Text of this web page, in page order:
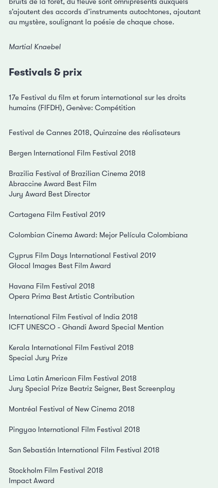
s’ajoutent des accords d’instruments autochtones, ajoutant
au mystère, soulignant la poésie de chaque chose.
Martial Knaebel
Festivals & prix
17e Festival du film et forum international sur les droits
humains (FIFDH), Genève: Compétition
Festival de Cannes 2018, Quinzaine des réalisateurs
Bergen International Film Festival 2018
Brazilia Festival of Brazilian Cinema 2018
Abraccine Award Best Film
Jury Award Best Director
Cartagena Film Festival 2019
Colombian Cinema Award: Mejor Película Colombiana
Cyprus Film Days International Festival 2019
Glocal Images Best Film Award
Havana Film Festival 2018
Opera Prima Best Artistic Contribution
International Film Festival of India 2018
ICFT UNESCO - Ghandi Award Special Mention
Kerala International Film Festival 2018
Special Jury Prize
Lima Latin American Film Festival 2018
Jury Special Prize Beatriz Seigner, Best Screenplay
Montréal Festival of New Cinema 2018
Pingyao International Film Festival 2018
San Sebastián International Film Festival 2018
Stockholm Film Festival 2018
Impact Award